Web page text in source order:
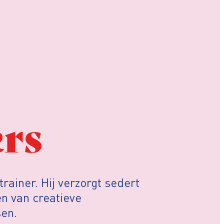
Hij verzorgt sedert
van creatieve